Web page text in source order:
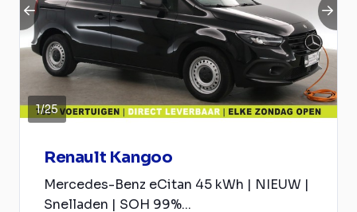
1/25
Renault Kangoo
Mercedes-Benz eCitan 45 kWh | NIEUW |
Snelladen | SOH 99%...